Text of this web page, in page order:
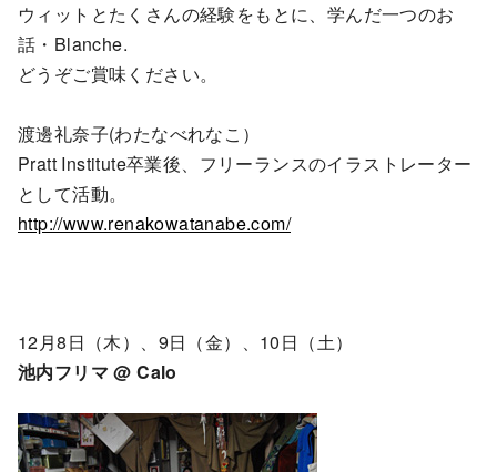
ウィットとたくさんの経験をもとに、学んだ一つのお
話・Blanche.
どうぞご賞味ください。
渡邊礼奈子(わたなべれなこ）
Pratt Institute卒業後、フリーランスのイラストレーター
として活動。
http://www.renakowatanabe.com/
12月8日（木）、9日（金）、10日（土）
池内フリマ @ Calo